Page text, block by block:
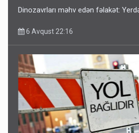
Dinozavrları məhv edən fəlakət:
6 Avqust 22:16